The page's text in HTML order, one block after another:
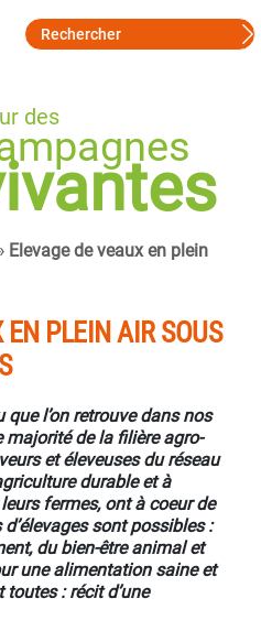
des
Elevage de veaux en plein
EN PLEIN AIR SOUS
l’on retrouve dans nos
de la filière agro-
et éleveuses du réseau
durable et à
fermes, ont à coeur de
sont possibles :
du bien-être animal et
une alimentation saine et
: récit d’une